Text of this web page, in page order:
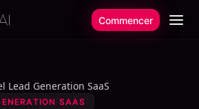
Commencer
Lead Generation SaaS
SAAS